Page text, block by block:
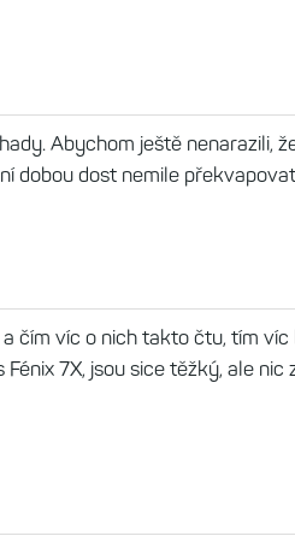
to vidět na Fénixe E a Instinct
někde v propadlišti dějin.
Abychom ještě nenarazili, že